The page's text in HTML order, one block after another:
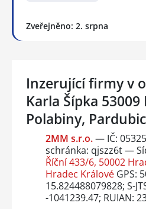
Zveřejněno: 2. srpna
Inzerující firmy v
Karla Šípka
Polabiny,
2MM s.r.o.— IČ:
schránka: qjszz6t —
Říční 433/6, 50002
Hradec KrálovéGPS:
15.824488079828; S-
-1041239.47; RUIAN: